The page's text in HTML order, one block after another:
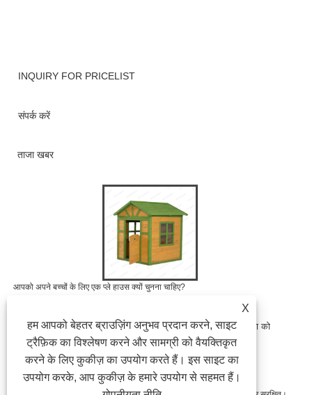
INQUIRY FOR PRICELIST
संपर्क करें
ताजा खबर
आपको अपने बच्चों के लिए एक प्ले हाउस क्यों चुनना चाहिए?
जब माता -पिता बाहरी खिलौनों के बारे में सोचते हैं जो मज़ेदार, सुरक्षा और शिक्षा को
जोड़ते हैं, तो सबसे लोकप्रिय विकल्पों में से एक एक प्ले हाउस है। यह......
X
हम आपको बेहतर ब्राउज़िंग अनुभव प्रदान करने, साइट
ट्रैफ़िक का विश्लेषण करने और सामग्री को वैयक्तिकृत
करने के लिए कुकीज़ का उपयोग करते हैं। इस साइट का
उपयोग करके, आप कुकीज़ के हमारे उपयोग से सहमत हैं।